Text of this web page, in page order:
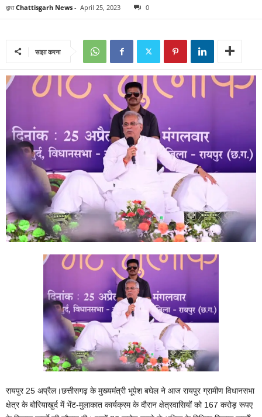
द्वारा Chattisgarh News - April 25, 2023 0
साझा करना
रायपुर 25 अप्रैल।छत्तीसगढ़ के मुख्यमंत्री भूपेश बघेल ने आज रायपुर ग्रामीण विधानसभा
क्षेत्र के बोरियाखुर्द में भेंट-मुलाकात कार्यक्रम के दौरान क्षेत्रवासियों को 167 करोड़ रूपए